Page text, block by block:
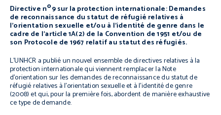
Directive no9 sur la protection internationale: Demandes
de reconnaissance du statut de réfugié relatives à
l’orientation sexuelle et/ou à l’identité de genre dans le
cadre de l’article 1A(2) de la Convention de 1951 et/ou de
son Protocole de 1967 relatif au statut des réfugiés.
L’UNHCR a publié un nouvel ensemble de directives relatives à la
protection internationale qui viennent remplacer la Note
d’orientation sur les demandes de reconnaissance du statut de
réfugié relatives à l’orientation sexuelle et à l’identité de genre
(2008) et qui, pour la première fois, abordent de manière exhaustive
ce type de demande.